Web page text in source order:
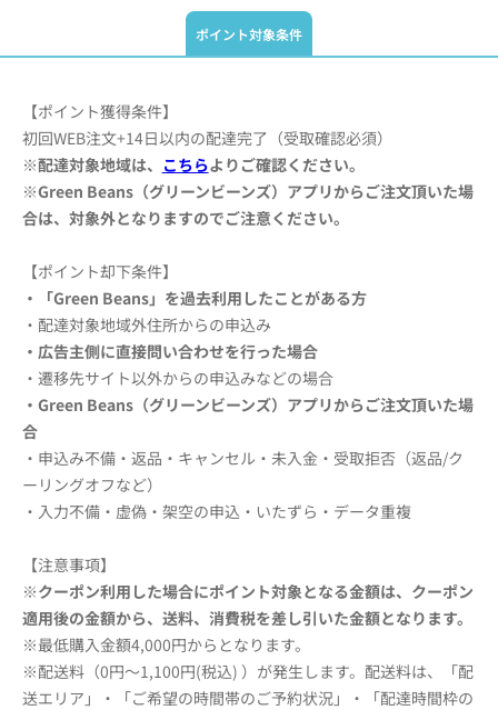
ポイント対象条件
【ポイント獲得条件】
初回WEB注文+14日以内の配達完了（受取確認必須）
※配達対象地域は、 こちらよりご確認ください。
※Green Beans（グリーンビーンズ）アプリからご注文頂いた場
合は、対象外となりますのでご注意ください。
【ポイント却下条件】
・「Green Beans」を過去利用したことがある方
・配達対象地域外住所からの申込み
・広告主側に直接問い合わせを行った場合
・遷移先サイト以外からの申込みなどの場合
・Green Beans（グリーンビーンズ）アプリからご注文頂いた場
合
・申込み不備・返品・キャンセル・未入金・受取拒否（返品/ク
ーリングオフなど）
・入力不備・虚偽・架空の申込・いたずら・データ重複
【注意事項】
※クーポン利用した場合にポイント対象となる金額は、クーポン
適用後の金額から、送料、消費税を差し引いた金額となります。
※最低購入金額4,000円からとなります。
※配送料（0円～1,100円(税込) ）が発生します。配送料は、「配
送エリア」・「ご希望の時間帯のご予約状況」・「配達時間枠の